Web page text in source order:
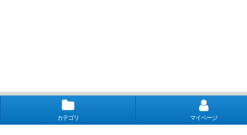
カテゴリ マイページ